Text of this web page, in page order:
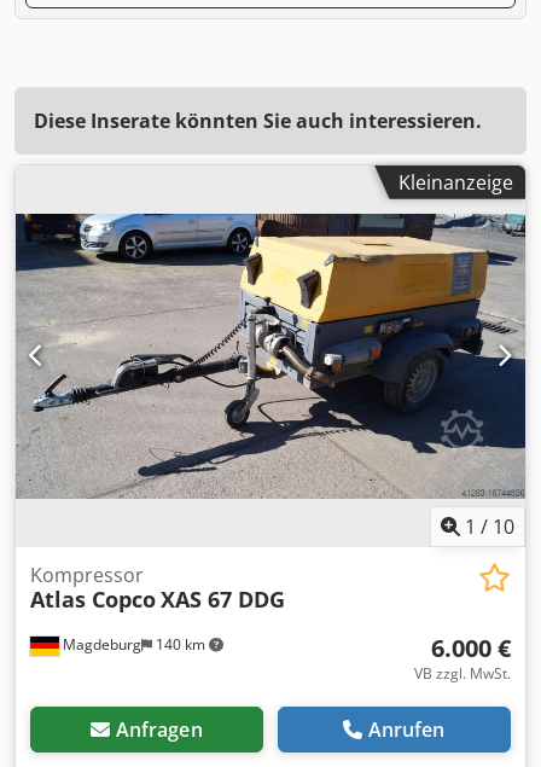
Diese Inserate könnten Sie auch interessieren.
Kleinanzeige
1 / 10
Magdeburg 140 km
Kompressor
Atlas CopcoXAS 67 DDG
6.000 €
VB zzgl. MwSt.
Anfragen Anrufen